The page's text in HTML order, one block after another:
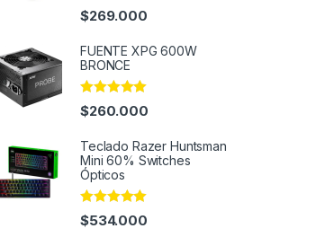
Rated4.95
out of 5
$269.000
FUENTE XPG 600W
BRONCE
Rated4.82
out of 5
$260.000
Teclado Razer Huntsman
Mini 60% Switches
Ópticos
Rated4.91
out of 5
$534.000